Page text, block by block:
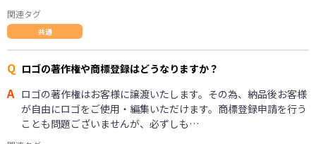
関連タグ
共通
Q ロゴの著作権や商標登録はどうなりますか？
A ロゴの著作権はお客様に譲渡いたします。その為、納品後お客様
が自由にロゴをご使用・編集いただけます。商標登録申請を行う
ことも問題ございませんが、必ずしも…